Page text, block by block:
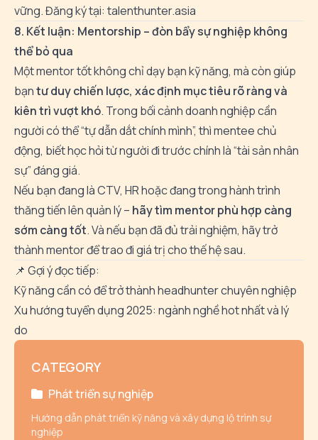
vững. Đăng ký tại: talenthunter.asia
8. Kết luận: Mentorship – đòn bẩy sự nghiệp không
thể bỏ qua
Một mentor tốt không chỉ dạy bạn kỹ năng, mà còn giúp
bạntư duy chiến lược, xác định mục tiêu rõ ràng và
kiên trì vượt khó. Trong bối cảnh doanh nghiệp cần
người có thể “tự dẫn dắt chính mình”, thì mentee chủ
động, biết học hỏi từ người đi trước chính là “tài sản nhân
sự” đáng giá.
Nếu bạn đang là CTV, HR hoặc đang trong hành trình
thăng tiến lên quản lý – hãy tìm mentor phù hợp càng
sớm càng tốt. Và nếu bạn đã đủ trải nghiệm, hãy trở
thành mentor để trao đi giá trị cho thế hệ sau.
📌 Gợi ý đọc tiếp:
Kỹ năng cần có để trở thành headhunter chuyên nghiệp
Xu hướng tuyển dụng 2025: ngành nghề hot nhất và lý
do
CATEGORY
Phát triển sự nghiệp
Hướng dẫn phát triển kỹ năng và xây dựng lộ trình sự
nghiệp